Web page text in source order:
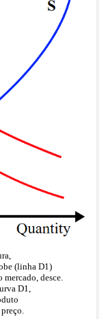
(linha D1)
desce.
D1,